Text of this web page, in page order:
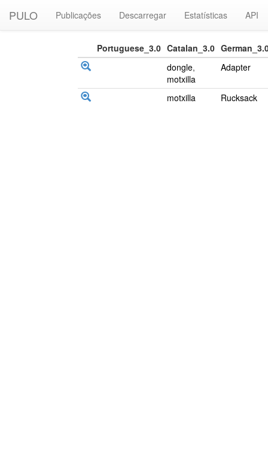
PULO Publicações Descarregar Estatísticas API
Portuguese_3.0 Catalan_3.0
dongle,
motxilla
Adapter
motxilla Rucksack